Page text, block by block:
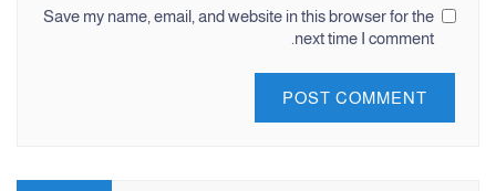
Save my name, email, and website in this browser for the
next time I comment.